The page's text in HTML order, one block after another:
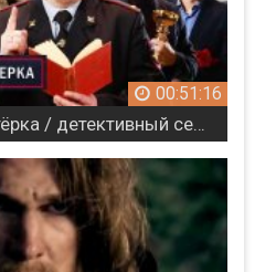
00:51:16
Великолепная пятёрка / детективный сериал / 5 сезонов